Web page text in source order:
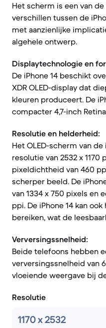
Het scherm is een van
verschillen tussen de
met aanzienlijke
algehele ontwerp.
Displaytechnologie en
De iPhone 14 beschikt
XDR OLED-display dat
kleuren produceert. De
compacter 4,7-inch
Resolutie en helderheid:
Het OLED-scherm van
resolutie van 2532 x 1170
pixeldichtheid van 460
scherper beeld. De
van 1334 x 750 pixels en
ppi. De iPhone 14 kan
bereiken, wat de
Verversingssnelheid:
Beide telefoons hebben
verversingssnelheid van
vloeiende weergave bij
Resolutie
1170 x 2532